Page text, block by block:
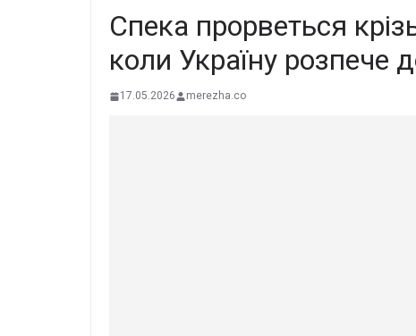
Спека прорветься
коли Україну розпече
17.05.2026 merezha.co